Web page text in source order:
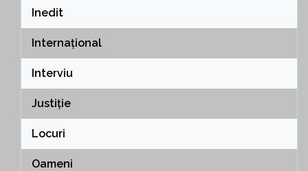
Inedit
Internațional
Interviu
Justiție
Locuri
Oameni